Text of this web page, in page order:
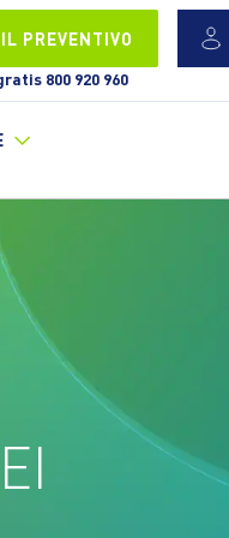
PREVENTIVO
800 920 960